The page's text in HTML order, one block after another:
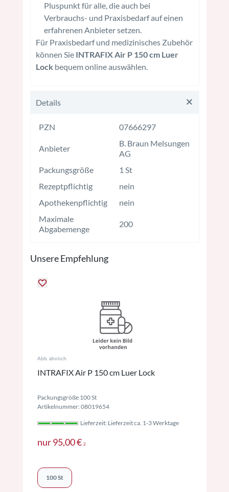
Pluspunkt für alle, die auch bei
Verbrauchs- und Praxisbedarf auf einen
erfahrenen Anbieter setzen.
Für Praxisbedarf und medizinisches Zubehör
können Sie INTRAFIX Air P 150 cm Luer
Lockbequem online auswählen.
Details
PZN 07666297
Anbieter
B. Braun Melsungen
AG
Packungsgröße
1 St
Rezeptpflichtig
nein
Apothekenpflichtig
nein
Maximale
Abgabemenge
200
Unsere Empfehlung
Abb. ähnlich
INTRAFIX Air P 150 cm Luer Lock
Packungsgröße 100 St
Artikelnummer: 08019654
Lieferzeit: Lieferzeit ca. 1-3 Werktage
nur95,00 € 2Preise inkl. MwSt. ggf. zzgl. Versand
100 St